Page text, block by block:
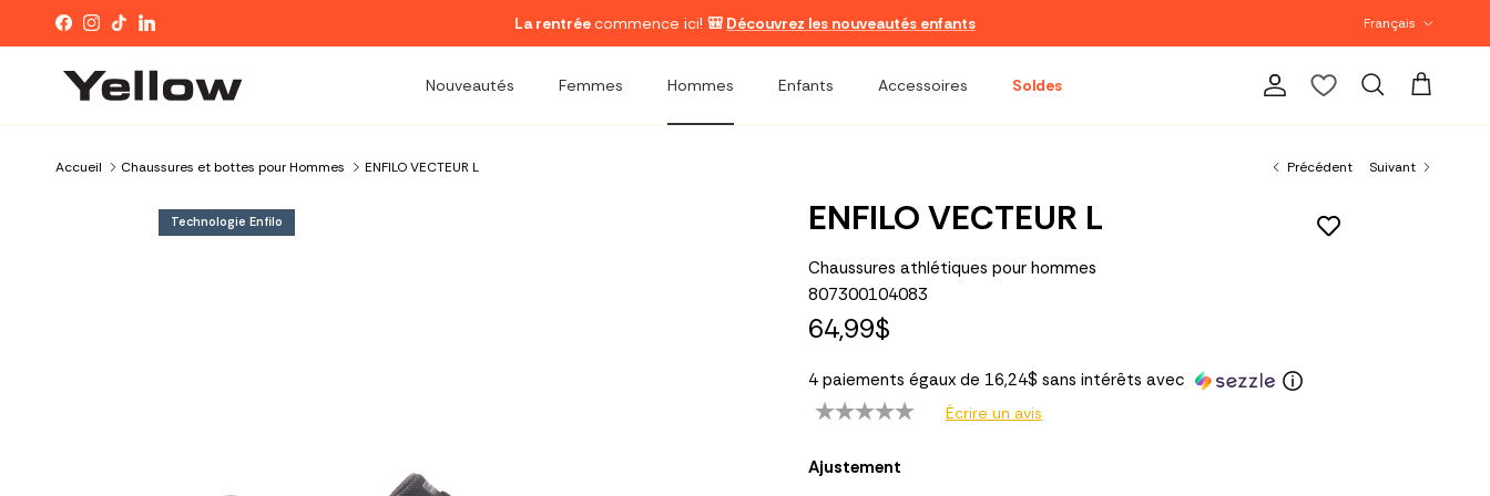
Aller au contenu
FacebookInstagram
TikTokLinkedIn La rentréecommence ici! 🎒 Découvrez les nouveautés enfants Français
Nouveautés Femmes Hommes Enfants Accessoires Soldes Compte RecherchePanier
Accueil Chaussures et bottes pour Hommes ENFILO VECTEUR L Précédent Suivant
Technologie Enfilo ENFILO VECTEUR L
Chaussures athlétiques pour hommes
807300104083
64,99$
4 paiements égaux de 16,24$ sans intérêts avec
Écrire un avis
Ajustement